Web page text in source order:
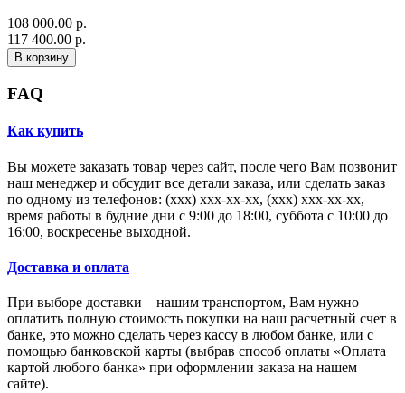
108 000.00 р.
117 400.00 р.
В корзину
FAQ
Как купить
Вы можете заказать товар через сайт, после чего Вам позвонит
наш менеджер и обсудит все детали заказа, или сделать заказ
по одному из телефонов: (xxx) xxx-xx-xx, (xxx) xxx-xx-xx,
время работы в будние дни с 9:00 до 18:00, суббота с 10:00 до
16:00, воскресенье выходной.
Доставка и оплата
При выборе доставки – нашим транспортом, Вам нужно
оплатить полную стоимость покупки на наш расчетный счет в
банке, это можно сделать через кассу в любом банке, или с
помощью банковской карты (выбрав способ оплаты «Оплата
картой любого банка» при оформлении заказа на нашем
сайте).